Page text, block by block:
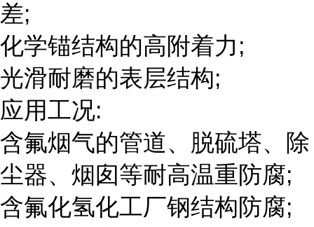
差;
化学锚结构的高附着力;
光滑耐磨的表层结构;
应用工况:
含氟烟气的管道、脱硫塔、除
尘器、烟囱等耐高温重防腐;
含氟化氢化工厂钢结构防腐;